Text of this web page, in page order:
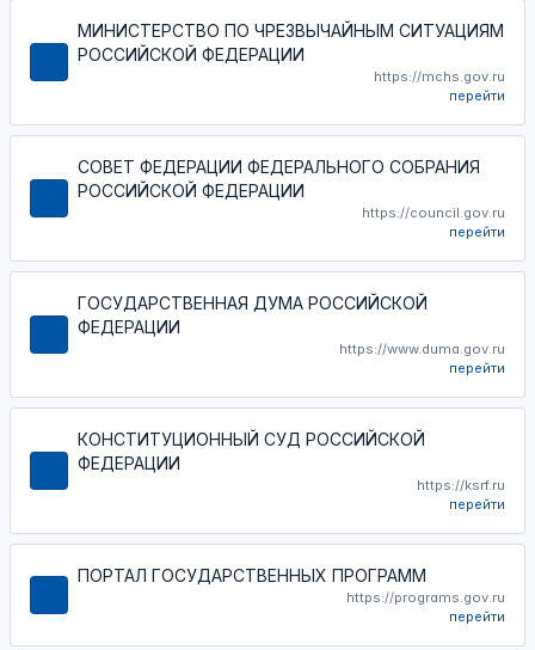
МИНИСТЕРСТВО ПО ЧРЕЗВЫЧАЙНЫМ СИТУАЦИЯМ
РОССИЙСКОЙ ФЕДЕРАЦИИ
https://mchs.gov.ru
перейти
СОВЕТ ФЕДЕРАЦИИ ФЕДЕРАЛЬНОГО СОБРАНИЯ
РОССИЙСКОЙ ФЕДЕРАЦИИ
https://council.gov.ru
перейти
ГОСУДАРСТВЕННАЯ ДУМА РОССИЙСКОЙ
ФЕДЕРАЦИИ
https://www.duma.gov.ru
перейти
КОНСТИТУЦИОННЫЙ СУД РОССИЙСКОЙ
ФЕДЕРАЦИИ
https://ksrf.ru
перейти
ПОРТАЛ ГОСУДАРСТВЕННЫХ ПРОГРАММ
https://programs.gov.ru
перейти